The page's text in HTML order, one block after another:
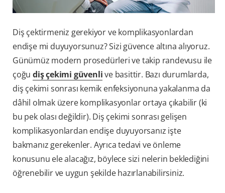
Diş çektirmeniz gerekiyor ve komplikasyonlardan
endişe mi duyuyorsunuz? Sizi güvence altına alıyoruz.
Günümüz modern prosedürleri ve takip randevusu ile
çoğu diş çekimi güvenlive basittir. Bazı durumlarda,
diş çekimi sonrası kemik enfeksiyonuna yakalanma da
dâhil olmak üzere komplikasyonlar ortaya çıkabilir (ki
bu pek olası değildir). Diş çekimi sonrası gelişen
komplikasyonlardan endişe duyuyorsanız işte
bakmanız gerekenler. Ayrıca tedavi ve önleme
konusunu ele alacağız, böylece sizi nelerin beklediğini
öğrenebilir ve uygun şekilde hazırlanabilirsiniz.